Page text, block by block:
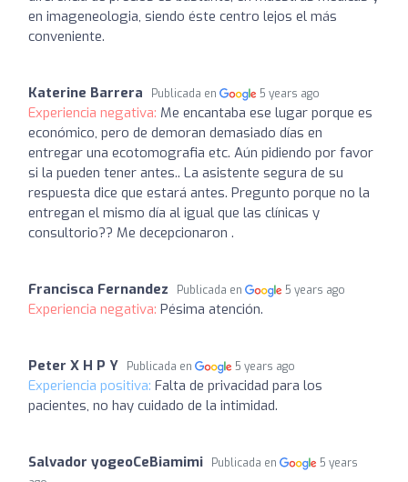
en imageneologia, siendo éste centro lejos el más
conveniente.
Katerine Barrera Publicada en 5 years ago
Experiencia negativa: Me encantaba ese lugar porque es
económico, pero de demoran demasiado días en
entregar una ecotomografia etc. Aún pidiendo por favor
si la pueden tener antes.. La asistente segura de su
respuesta dice que estará antes. Pregunto porque no la
entregan el mismo día al igual que las clínicas y
consultorio?? Me decepcionaron .
Francisca Fernandez Publicada en 5 years ago
Experiencia negativa: Pésima atención.
Peter X H P Y Publicada en 5 years ago
Experiencia positiva: Falta de privacidad para los
pacientes, no hay cuidado de la intimidad.
Salvador yogeoCeBiamimi Publicada en
5 years